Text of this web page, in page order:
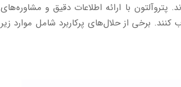
پتروآلتون با ارائه اطلاعات دقیق و مشاوره‌های
برخی از حلال‌های پرکاربرد شامل موارد زیر